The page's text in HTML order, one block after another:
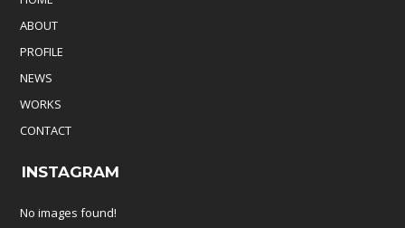
ABOUT
PROFILE
NEWS
WORKS
CONTACT
INSTAGRAM
No images found!